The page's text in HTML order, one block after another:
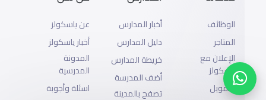
الوظائف
المتاجر
الإعلان مع
ياسكولز
التمويل
أخبار المدارس
دليل المدارس
خريطة المدارس
أضف المدرسة
تصفح بالمدينة
عن ياسكولز
أخبار ياسكولز
المدونة
المدرسية
اسئلة وأجوبة